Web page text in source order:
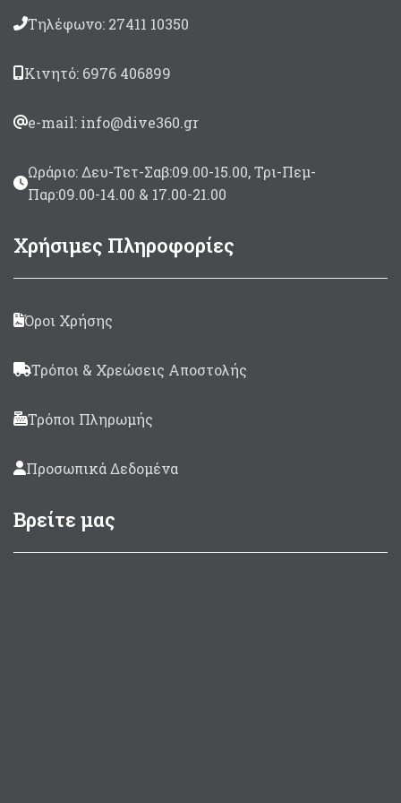
Τηλέφωνο: 27411 10350
Κινητό: 6976 406899
e-mail: info@dive360.gr
Ωράριο: Δευ-Τετ-Σαβ:09.00-15.00, Τρι-Πεμ-
Παρ:09.00-14.00 & 17.00-21.00
Χρήσιμες Πληροφορίες
Όροι Χρήσης
Τρόποι & Χρεώσεις Αποστολής
Τρόποι Πληρωμής
Προσωπικά Δεδομένα
Βρείτε μας